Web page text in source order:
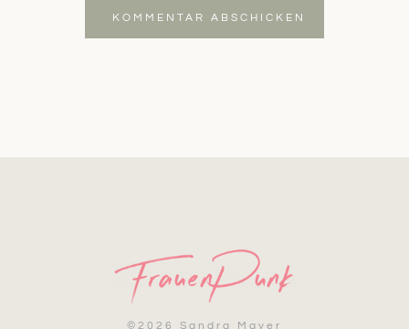
KOMMENTAR ABSCHICKEN
© 2026 Sandra Mayer